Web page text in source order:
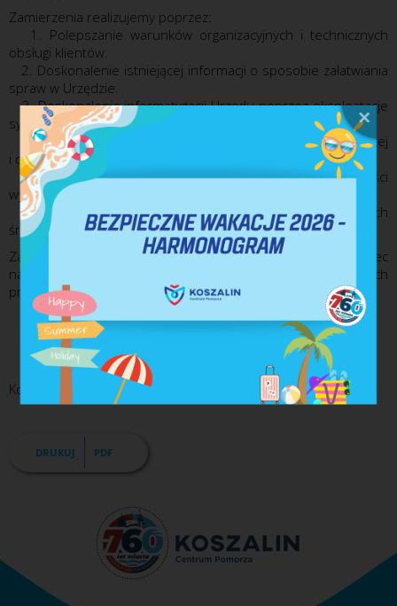
Zamierzenia realizujemy poprzez:
1. Polepszanie warunków organizacyjnych i technicznych
obsługi klientów.
2. Doskonalenie istniejącej informacji o sposobie załatwiania
spraw w Urzędzie.
3. Doskonalenie informatyzacji Urzędu poprzez eksploatacje
systemów ułatwiających i przyspieszających obsługę klienta.
4. Doskonalenie funkcjonowania systemu kontroli zarządczej
i oceny ryzyka.
5. Podnoszenie kwalifikacji pracowników i jakości
wykonywanej pracy.
6. Zapewnienie odpowiednich zasobów i niezbędnych
środków umożliwiających realizację przyjętych celów.
Założenia Polityki Jakości stanowią zobowiązanie wobec
naszych klientów, są znane i respektowane przez wszystkich
pracowników Urzędu.
Koszalin, dnia 12 czerwca 2019 roku
DRUKUJ PDF